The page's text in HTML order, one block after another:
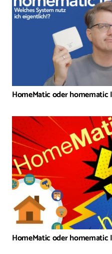
HomeMatic oder homematic
HomeMatic oder homematic